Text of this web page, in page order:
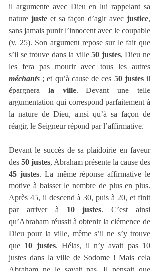
il argumente avec Dieu en lui rappelant sa
nature juste et sa façon d’agir avec justice,
sans jamais punir l’innocent avec le coupable
(v. 25). Son argument repose sur le fait que
s’il se trouve dans la ville 50 justes, Dieu ne
méchants ; et qu’à cause de ces 50 justes il
épargnera la ville. Devant une telle
argumentation qui correspond parfaitement à
la nature de Dieu, ainsi qu’à sa façon de
réagir, le Seigneur répond par l’affirmative.
Devant le succès de sa plaidoirie en faveur
des 50 justes
45 justes. La même réponse affirmative le
motive à baisser le nombre de plus en plus.
Après 45, il descend à 30, puis à 20, et finit
par arriver à 10 justes. C’est ainsi
qu’Abraham réussit à obtenir la clémence de
Dieu pour la ville, même s’il ne s’y trouve
que 10 justes. Hélas, il n’y avait pas 10
justes dans la ville de Sodome ! Mais cela